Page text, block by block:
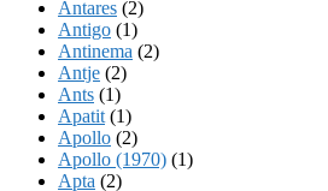
Antares (2)
Antigo (1)
Antinema (2)
Antje (2)
Ants (1)
Apatit (1)
Apollo (2)
Apollo (1970) (1)
Apta (2)